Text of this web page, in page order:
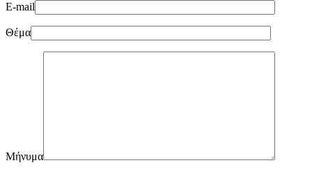
E-mail
Θέμα
Μήνυμα